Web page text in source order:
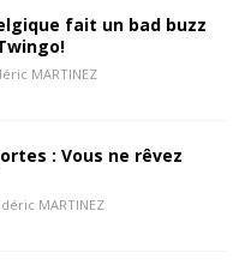
fait un bad buzz
MARTINEZ
: Vous ne rêvez
MARTINEZ